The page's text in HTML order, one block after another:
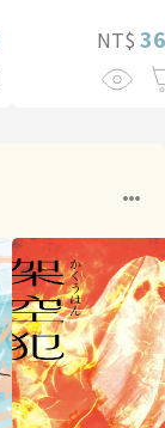
NT$